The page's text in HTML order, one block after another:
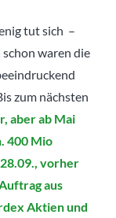
tut sich –
waren die
zum nächsten
aber ab Mai
400 Mio
vorher
aus
Aktien und